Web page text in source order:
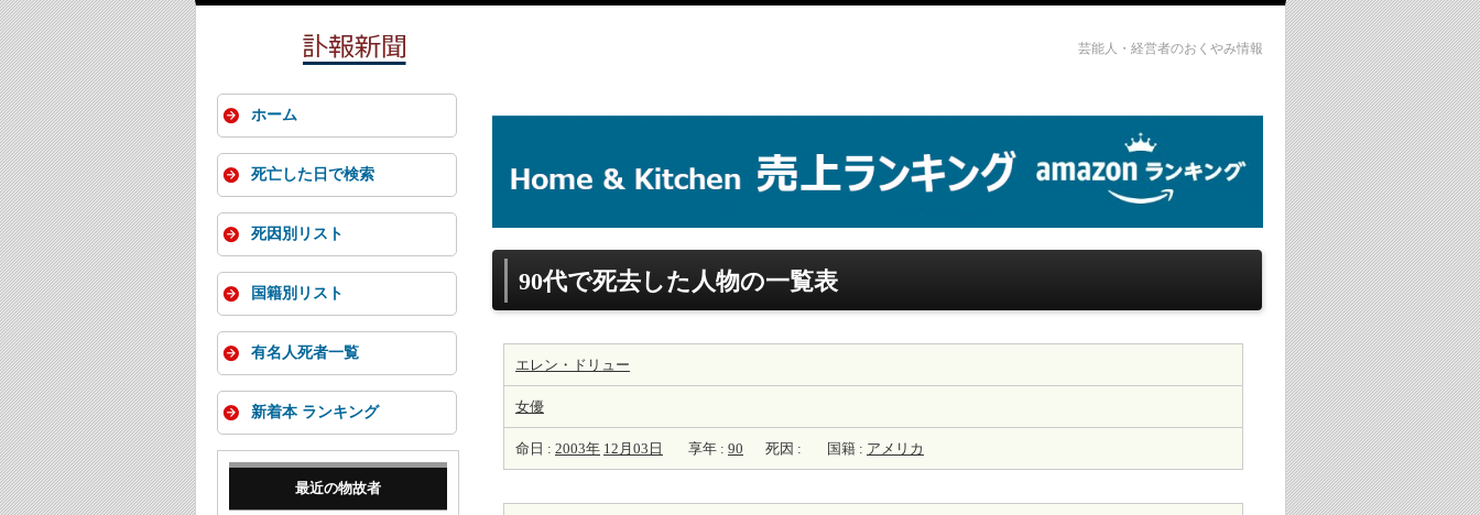
芸能人・経営者のおくやみ情報
90代で死去した人物の一覧表
エレン・ドリュー
女優
命日 : 2003年 12月03日 享年 : 90 死因 : 国籍 : アメリカ
ホーム
死亡した日で検索
死因別リスト
国籍別リスト
有名人死者一覧
新着本 ランキング
最近の物故者